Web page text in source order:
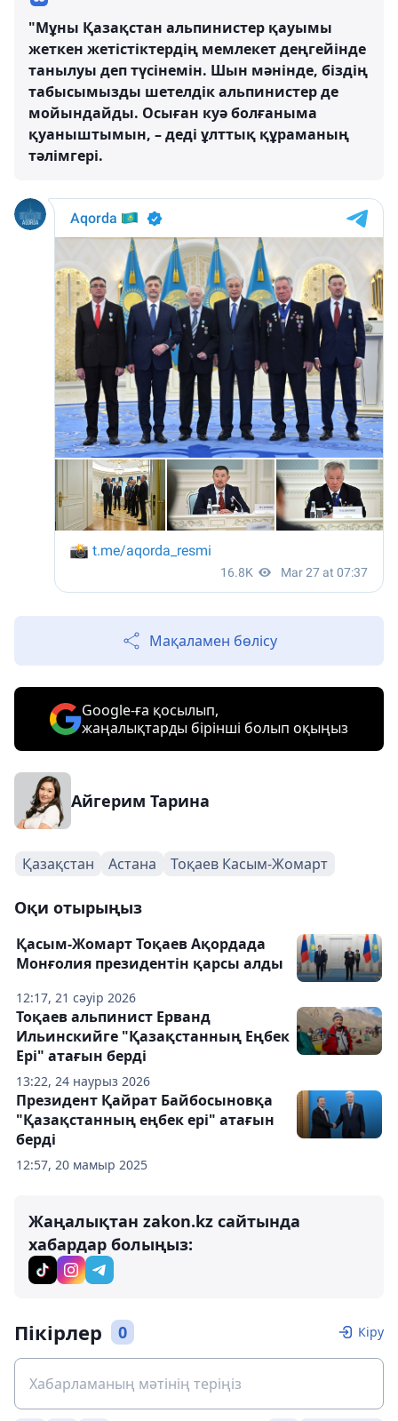
"Мұны Қазақстан альпинистер қауымы
жеткен жетістіктердің мемлекет деңгейінде
танылуы деп түсінемін. Шын мәнінде, біздің
табысымызды шетелдік альпинистер де
мойындайды. Осыған куә болғаныма
қуаныштымын, – деді ұлттық құраманың
тәлімгері.
Мақаламен бөлісу
Google-ға қосылып,
жаңалықтарды бірінші болып оқыңыз
Айгерим Тарина
Қазақстан Астана Тоқаев Касым-Жомарт
Оқи отырыңыз
12:17, 21 сәуір 2026
Қасым-Жомарт Тоқаев Ақордада
Монғолия президентін қарсы алды
13:22, 24 наурыз 2026
Тоқаев альпинист Ерванд
Ильинскийге "Қазақстанның Еңбек
Ері" атағын берді
12:57, 20 мамыр 2025
Президент Қайрат Байбосыновқа
"Қазақстанның еңбек ері" атағын
берді
Жаңалықтан zakon.kz сайтында
хабардар болыңыз:
Пікірлер 0 Кіру